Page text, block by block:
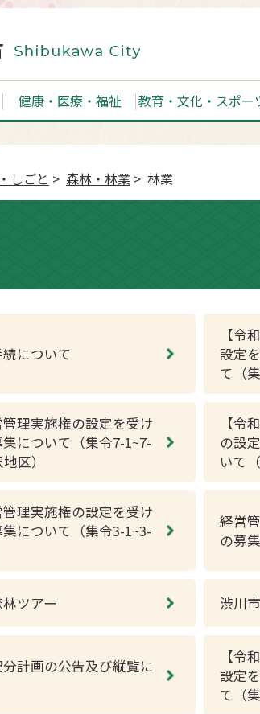
健康・医療・福祉 教育・文化・スポー
しごと > 森林・林業 > 林業
について
【令
設定
て（
管理実施権の設定を受け
について（集令7-1~7-
区）
【令
の設
いて
管理実施権の設定を受け
について（集令3-1~3-
経営
の募
ツアー 渋川
計画の公告及び縦覧に
【令
設定
て（